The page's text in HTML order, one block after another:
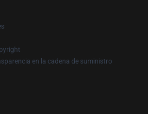
en la cadena de suministro